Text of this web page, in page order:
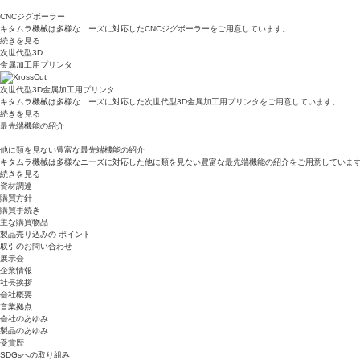
CNCジグボーラー
キタムラ機械は多様なニーズに対応したCNCジグボーラーをご用意しています。
続きを見る
次世代型3D
金属加工用プリンタ
次世代型3D金属加工用プリンタ
キタムラ機械は多様なニーズに対応した次世代型3D金属加工用プリンタをご用意しています。
続きを見る
最先端機能の紹介
他に類を見ない豊富な最先端機能の紹介
キタムラ機械は多様なニーズに対応した他に類を見ない豊富な最先端機能の紹介をご用意していま
続きを見る
資材調達
購買方針
購買手続き
主な購買物品
製品売り込みの ポイント
取引のお問い合わせ
展示会
企業情報
社長挨拶
会社概要
営業拠点
会社のあゆみ
製品のあゆみ
受賞歴
SDGsへの取り組み